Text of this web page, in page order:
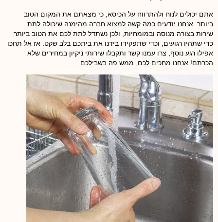
אתם יכולים לנוח ולהתרווח על הכיסא, כי מצאתם את המקום הטוב
ביותר. אנחנו יודעים כמה קשה למצוא חברה מהימנה שיכולה לתת
שירות בצורה מנוסה ובמומחיות, ולכן נשתדל לתת לכם את הטוב ביותר
כדי שתהיו רגועים, וכדי שתפקידו בידנו את ביתכם בלב שקט. אז אל תחכו
אפילו רגע נוסף, צרו עמנו קשר ותקבלו שירותי ניקיון במחירים שלא
הכרתם! אנחנו מחכים לכם, ממש פה בשבילכם.